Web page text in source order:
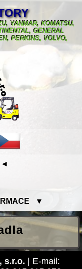
YANMAR, KOMATSU,
GENERAL
PERKINS, VOLVO,
◄
▼
s.r.o. | E-mail: